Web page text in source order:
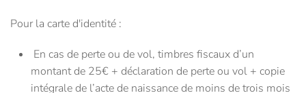
Pour la carte d'identité :
En cas de perte ou de vol, timbres fiscaux d’un
montant de 25€ + déclaration de perte ou vol + copie
intégrale de l’acte de naissance de moins de trois mois